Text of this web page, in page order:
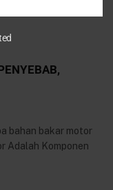
bahan bakar motor
Adalah Komponen